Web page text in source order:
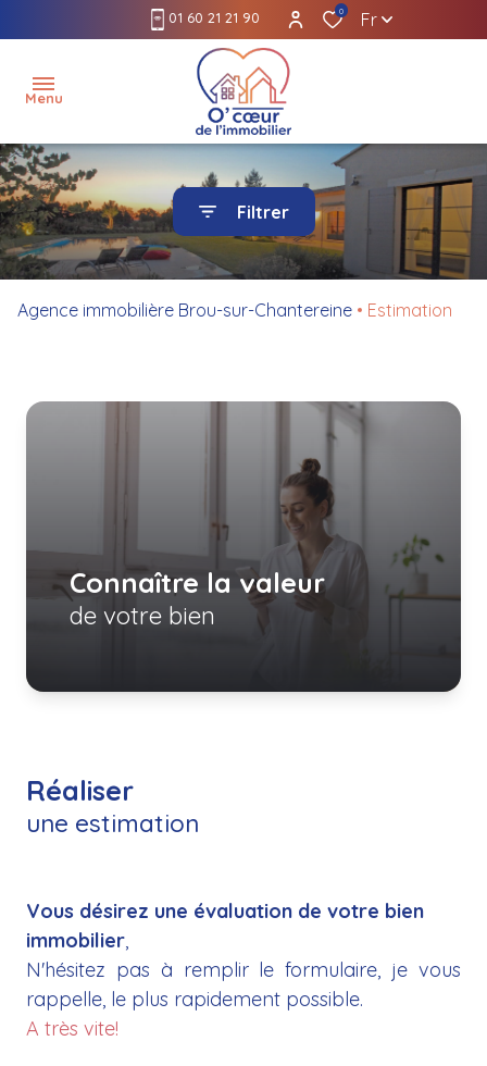
01 60 21 21 90 0 Fr
Menu
accueil
l'agence
acheter
Filtrer
Agence immobilière Brou-sur-Chantereine Estimation
Connaître la valeur
de votre bien
Réaliser
une estimation
Vous désirez une évaluation de votre bien
immobilier,
N'hésitez pas à remplir le formulaire, je vous
rappelle, le plus rapidement possible.
A très vite!